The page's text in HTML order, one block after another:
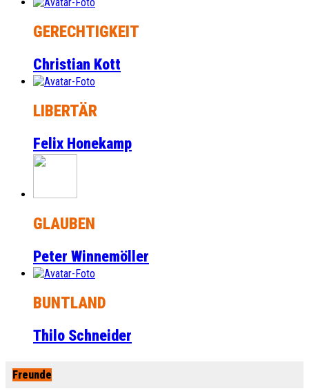
GERECHTIGKEIT
Christian Kott
LIBERTÄR
Felix Honekamp
GLAUBEN
Peter Winnemöller
BUNTLAND
Thilo Schneider
Freunde